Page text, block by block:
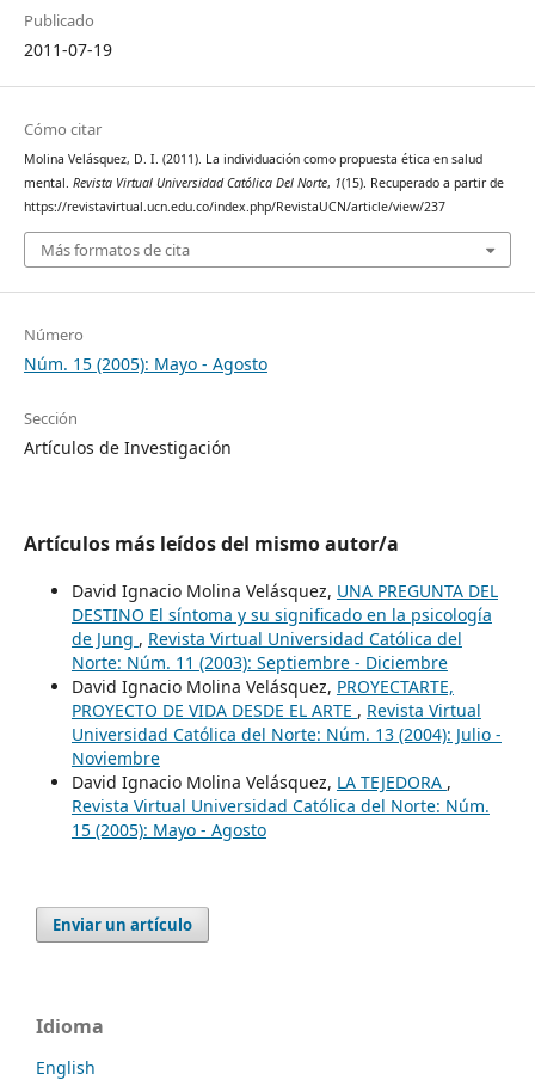
Publicado
2011-07-19
Cómo citar
Molina Velásquez, D. I. (2011). La individuación como propuesta ética en salud
mental. Revista Virtual Universidad Católica Del Norte, 1(15). Recuperado a partir de
https://revistavirtual.ucn.edu.co/index.php/RevistaUCN/article/view/237
Más formatos de cita
Número
Núm. 15 (2005): Mayo - Agosto
Sección
Artículos de Investigación
Artículos más leídos del mismo autor/a
David Ignacio Molina Velásquez, UNA PREGUNTA DEL
DESTINO El síntoma y su significado en la psicología
de Jung , Revista Virtual Universidad Católica del
Norte: Núm. 11 (2003): Septiembre - Diciembre
David Ignacio Molina Velásquez, PROYECTARTE,
PROYECTO DE VIDA DESDE EL ARTE , Revista Virtual
Universidad Católica del Norte: Núm. 13 (2004): Julio -
Noviembre
David Ignacio Molina Velásquez, LA TEJEDORA ,
Revista Virtual Universidad Católica del Norte: Núm.
15 (2005): Mayo - Agosto
Enviar un artículo
Idioma
English